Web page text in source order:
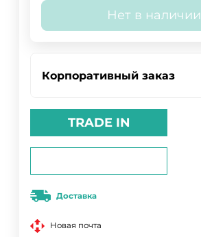
Нет в наличии
Корпоративный заказ
TRADE IN
Доставка
Новая почта